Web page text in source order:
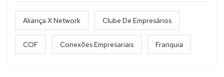
Aliança X Network Clube De Empresários
COF Conexões Empresariais Franquia